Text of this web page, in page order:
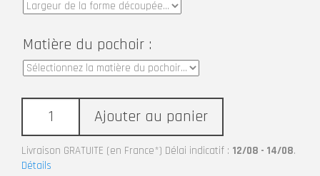
Matière du pochoir :
Ajouter au panier
Livraison GRATUITE (en France*) Délai indicatif : 12/08 - 14/08.
Détails